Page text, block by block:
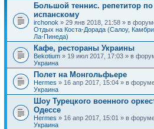
Большой теннис. репетитор по
испанскому
irchonok » 29 янв 2018, 21:58 » в
Отдых на Коста-Дорада (Салоу,
Ла-Пинеда)
Кафе, рестораны Украины
Bekotium » 19 июл 2017, 17:03 » в
Украина
Полет на Монгольфьере
Hermes » 16 апр 2017, 15:04 » в
Украина
Шоу Турецкого военного
Одессе
Hermes » 16 апр 2017, 15:01 » в
Украина